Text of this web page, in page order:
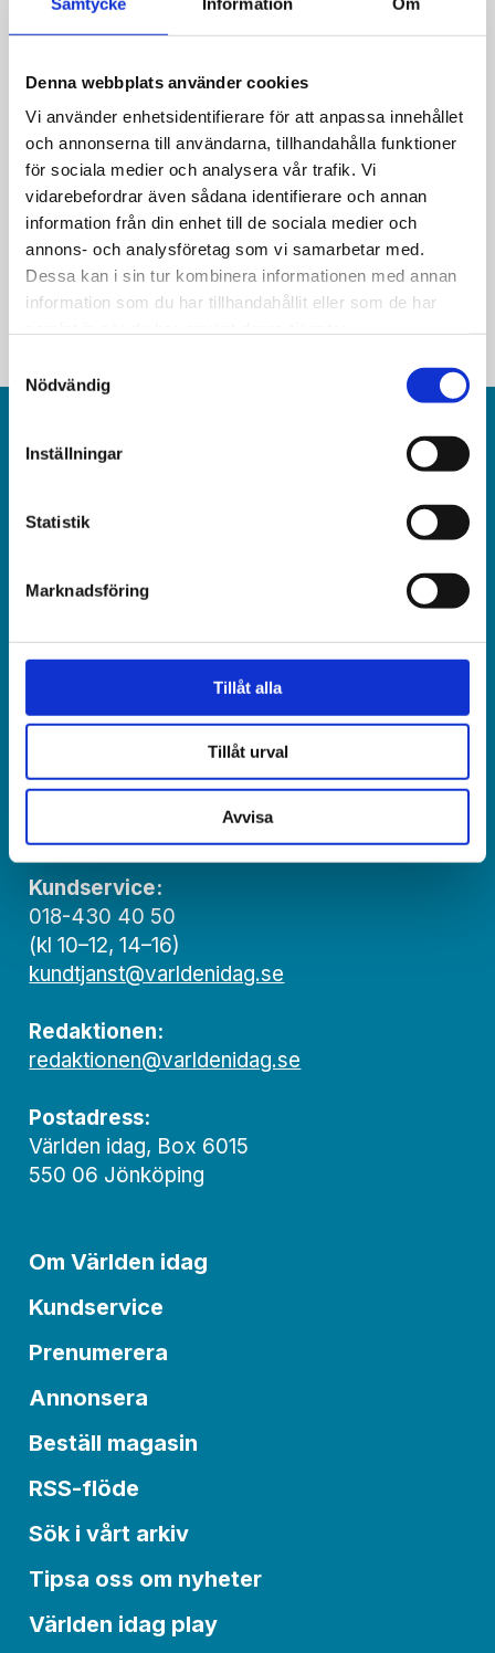
Denna webbplats använder cookies
Vi använder enhetsidentifierare för att anpassa innehållet
och annonserna till användarna, tillhandahålla funktioner
för sociala medier och analysera vår trafik. Vi
vidarebefordrar även sådana identifierare och annan
information från din enhet till de sociala medier och
annons- och analysföretag som vi samarbetar med.
Dessa kan i sin tur kombinera informationen med annan
information som du har tillhandahållit eller som de har
Nödvändig
Inställningar
Statistik
Marknadsföring
Tillåt alla
Tillåt urval
Avvisa
Nyheter
Syftet med qigong:
”Stimulera energiflöden”
och obunden nyhets­­­tidning på kristen grund.
Jonas Adolfsson
© Världen idag AB
Växel:
Kundservice:
018-430 40 50
(kl 10–12, 14–16)
kundtjanst@varldenidag.se
Redaktionen:
redaktionen@varldenidag.se
Postadress:
Världen idag, Box 6015
550 06 Jönköping
Om Världen idag
Kundservice
Prenumerera
Annonsera
Beställ magasin
RSS-flöde
Sök i vårt arkiv
Tipsa oss om nyheter
Världen idag play